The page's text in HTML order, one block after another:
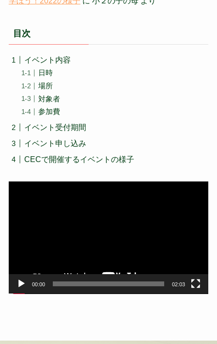
目次
イベント内容
日時
場所
対象者
参加費
イベント受付期間
イベント申し込み
CECで開催するイベントの様子
00:00 02:03